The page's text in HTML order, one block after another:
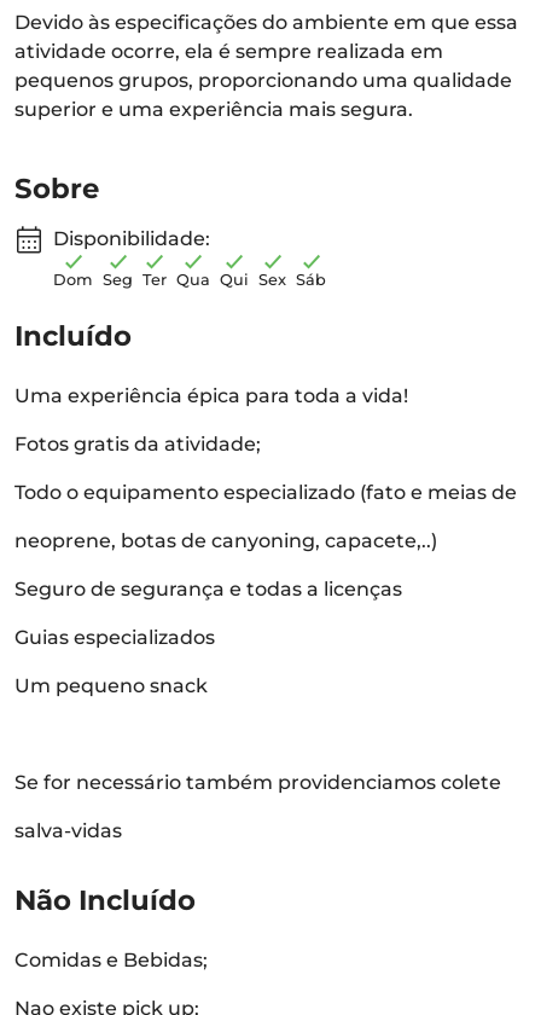
Devido às especificações do ambiente em que essa
atividade ocorre, ela é sempre realizada em
pequenos grupos, proporcionando uma qualidade
superior e uma experiência mais segura.
Sobre
Disponibilidade:
Dom Seg Ter Qua Qui Sex Sáb
Incluído
Uma experiência épica para toda a vida!
Fotos gratis da atividade;
Todo o equipamento especializado (fato e meias de
neoprene, botas de canyoning, capacete,..)
Seguro de segurança e todas a licenças
Guias especializados
Um pequeno snack
Se for necessário também providenciamos colete
salva-vidas
Não Incluído
Comidas e Bebidas;
Nao existe pick up;